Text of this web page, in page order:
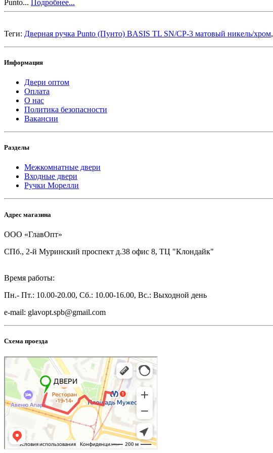
Punto... Подробнее...
Теги: Дверная ручка Punto (Пунто) BASIS TL SN/CP-3 матовый никель/хром,
Информация
Двери оптом
Оплата
О нас
Политика безопасности
Вакансии
Разделы
Межкомнатные двери
Входные двери
Ручки Морелли
Адрес магазина
ООО «ГлавОпт»
СПб., 2-й Муринский проспект д.38 офис 8, ТЦ "Клондайк"
Время работы:
Пн.- Пт.: 10.00-20.00, Сб.: 10.00-16.00, Вс.: Выходной день
e-mail: glavopt.spb@gmail.com
Схема проезда